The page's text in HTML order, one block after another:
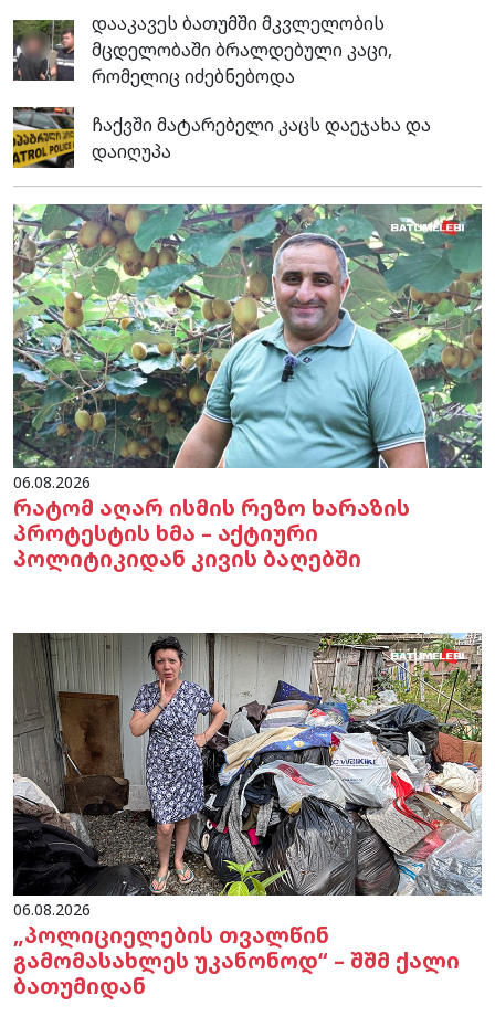
დააკავეს ბათუმში მკვლელობის
მცდელობაში ბრალდებული კაცი,
რომელიც იძებნებოდა
ჩაქვში მატარებელი კაცს დაეჯახა და
დაიღუპა
06.08.2026
რატომ აღარ ისმის რეზო ხარაზის
პროტესტის ხმა – აქტიური
პოლიტიკიდან კივის ბაღებში
06.08.2026
„პოლიციელების თვალწინ
გამომასახლეს უკანონოდ“ – შშმ ქალი
ბათუმიდან